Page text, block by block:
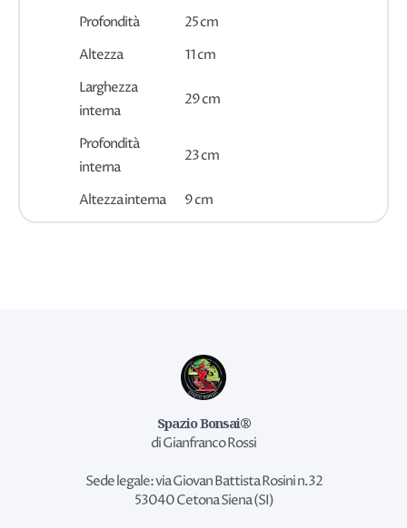
Profondità
25 cm
Altezza
11 cm
Larghezza
interna
29 cm
Profondità
interna
23 cm
Altezza interna 9 cm
Spazio Bonsai®
di Gianfranco Rossi
Sede legale: via Giovan Battista Rosini n.32
53040 Cetona Siena (SI)